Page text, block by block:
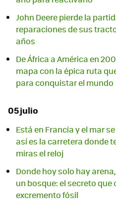
John Deere pierde la
reparaciones de sus
años
De África a América en
mapa con la épica ruta
para conquistar el mundo
05 julio
Está en Francia y el mar
así es la carretera donde
miras el reloj
Donde hoy solo hay
un bosque: el secreto
excremento fósil